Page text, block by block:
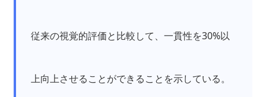
従来の視覚的評価と比較して、一貫性を30%以
上向上させることができることを示している。